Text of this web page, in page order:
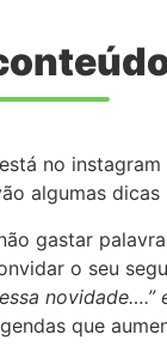
no
algumas
gastar
o seu
novidade….”
que